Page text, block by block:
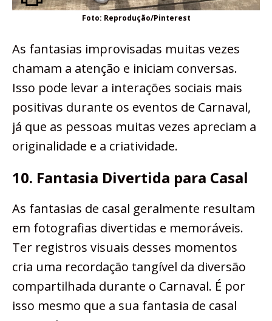
Foto: Reprodução/Pinterest
As fantasias improvisadas muitas vezes
chamam a atenção e iniciam conversas.
Isso pode levar a interações sociais mais
positivas durante os eventos de Carnaval,
já que as pessoas muitas vezes apreciam a
originalidade e a criatividade.
10. Fantasia Divertida para Casal
As fantasias de casal geralmente resultam
em fotografias divertidas e memoráveis.
Ter registros visuais desses momentos
cria uma recordação tangível da diversão
compartilhada durante o Carnaval. É por
isso mesmo que a sua fantasia de casal